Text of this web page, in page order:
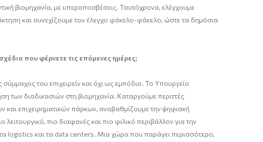
βιομηχανία, με υπεραποσβέσεις. Ταυτόχρονα, ελέγχουμε
και συνεχίζουμε τον έλεγχο φάκελο-φάκελο, ώστε τα δημόσια
που φέρνετε τις επόμενες ημέρες;
του επιχειρείν και όχι ως εμπόδιο. Το Υπουργείο
των διαδικασιών στη βιομηχανία. Καταργούμε περιττές
και επιχειρηματικών πάρκων, αναβαθμίζουμε την ψηφιακή
πιο διαφανές και πιο φιλικό περιβάλλον για την
logistics και τα data centers. Μια χώρα που παράγει περισσότερο,